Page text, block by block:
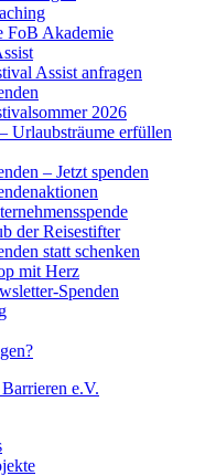
FoB Akademie
Assist anfragen
2026
Urlaubsträume erfüllen
– Jetzt spenden
der Reisestifter
statt schenken
mit Herz
Spenden